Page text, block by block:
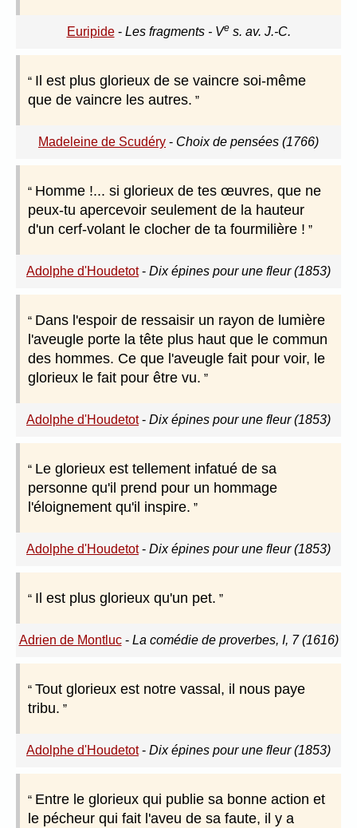
Euripide- Les fragments - Ves. av. J.-C.
Il est plus glorieux de se vaincre soi-même
que de vaincre les autres.
Madeleine de Scudéry - Choix de pensées (1766)
Homme !... si glorieux de tes œuvres, que ne
peux-tu apercevoir seulement de la hauteur
d'un cerf-volant le clocher de ta fourmilière !
Adolphe d'Houdetot- Dix épines pour une fleur (1853)
Dans l'espoir de ressaisir un rayon de lumière
l'aveugle porte la tête plus haut que le commun
des hommes. Ce que l'aveugle fait pour voir, le
glorieux le fait pour être vu.
Adolphe d'Houdetot- Dix épines pour une fleur (1853)
Le glorieux est tellement infatué de sa
personne qu'il prend pour un hommage
l'éloignement qu'il inspire.
Adolphe d'Houdetot- Dix épines pour une fleur (1853)
Il est plus glorieux qu'un pet.
Adrien de Montluc- La comédie de proverbes, I, 7 (1616)
Tout glorieux est notre vassal, il nous paye
tribu.
Adolphe d'Houdetot- Dix épines pour une fleur (1853)
Entre le glorieux qui publie sa bonne action et
le pécheur qui fait l'aveu de sa faute, il y a